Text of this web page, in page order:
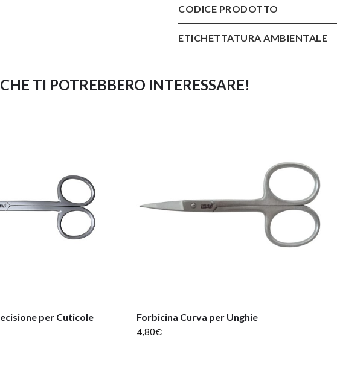
CODICE PRODOTTO
ETICHETTATURA AMBIENTALE
TI POTREBBERO INTERESSARE!
per Cuticole
Forbicina Curva per Unghie
4,80€